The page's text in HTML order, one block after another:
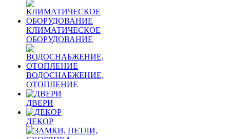
КЛИМАТИЧЕСКОЕ
ОБОРУДОВАНИЕ
ВОДОСНАБЖЕНИЕ,
ОТОПЛЕНИЕ
ДВЕРИ
ДЕКОР